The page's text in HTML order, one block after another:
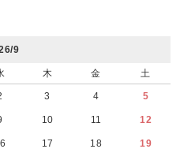
9
木 金 土
3 4 5
10 11 12
17 18 19